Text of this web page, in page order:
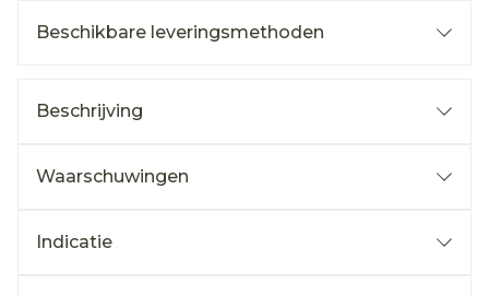
Beschikbare leveringsmethoden
Beschrijving
Waarschuwingen
Indicatie